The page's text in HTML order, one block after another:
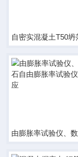
自密实混凝土T50
由膨胀率试验仪、